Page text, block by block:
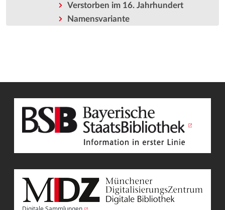
Verstorben im 16. Jahrhundert
Namensvariante